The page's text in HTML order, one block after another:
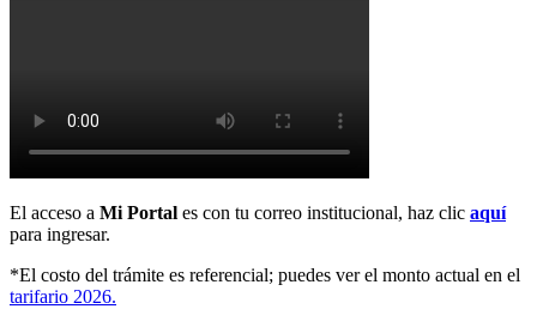
El acceso a Mi Portal es con tu correo institucional, haz clic aquí
para ingresar.
*El costo del trámite es referencial; puedes ver el monto actual en el
tarifario 2026.